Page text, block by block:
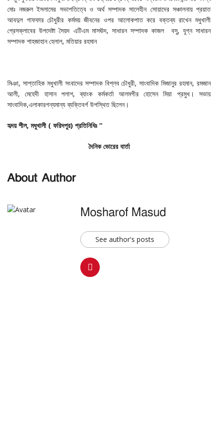
মোঃ নজরুল ইসলামের সভাপতিত্বে ও অর্থ সম্পাদক সালেহীন সোয়াদের সঞ্চালনায় প্রয়াত
আবদুল গাফফার চৌধুরীর কর্মময় জীবনের ওপর আলোকপাত করে বক্তব্য রাখেন মধুখালী
প্রেসক্লাবের উপদেষ্টা সৈয়দ এটিএম মাসঊদ, সাধারন সম্পাদক কাজল বসু, যুগ্ন সাধারন
সম্পাদক শাহজাহান হেলাল, মতিয়ার রহমান
মিঞা, সাপ্তাহিক মধুখালী সংবাদের সম্পাদক বিপ্লব চৌধুরী, সাংবাদিক মিজানুর রহমান, রমজান
আলী, মেহেদী হাসান পলাশ, ব্যাংক কর্মকর্তা আলমগীর হোসেন মিয়া প্রমুখ। সভায়
সাংবাদিক,এলাকারগন্যমান্য ব্যক্তিবর্গ উপস্থিত ছিলেন।
হৃদয়শীল, মধুখালী ( ফরিদপুর) প্রতিনিধিঃ “
দৈনিক ভোরের বার্তা
About Author
Mosharof Masud
See author's posts